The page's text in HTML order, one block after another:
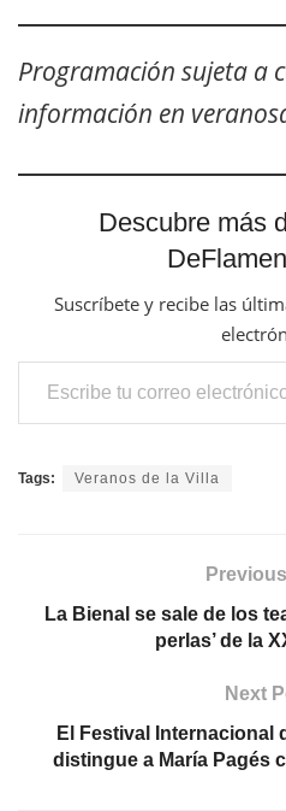
Programación sujeta a
información en
Descubre más
Suscríbete y recibe las
Escribe tu correo electrónico…
Tags: Veranos de la Villa
La Bienal se sale de los
perlas’ de la
Next
El Festival Internacional
distingue a María Pagés